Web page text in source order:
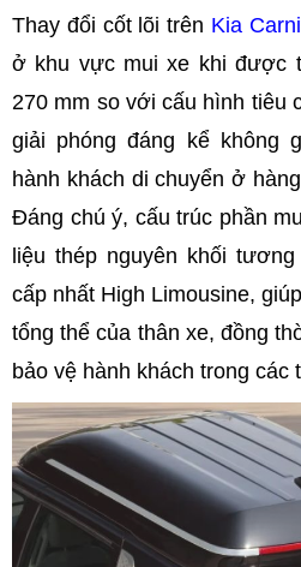
Thay đổi cốt lõi trên Kia
ở khu vực mui xe khi được
270 mm so với cấu hình tiêu
giải phóng đáng kể không
hành khách di chuyển ở
Đáng chú ý, cấu trúc phần
liệu thép nguyên khối
cấp nhất High Limousine,
tổng thể của thân xe, đồng
bảo vệ hành khách trong các